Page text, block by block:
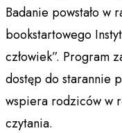
Badanie powstało w
bookstartowego
człowiek”. Program
dostęp do starannie
wspiera rodziców w
czytania.